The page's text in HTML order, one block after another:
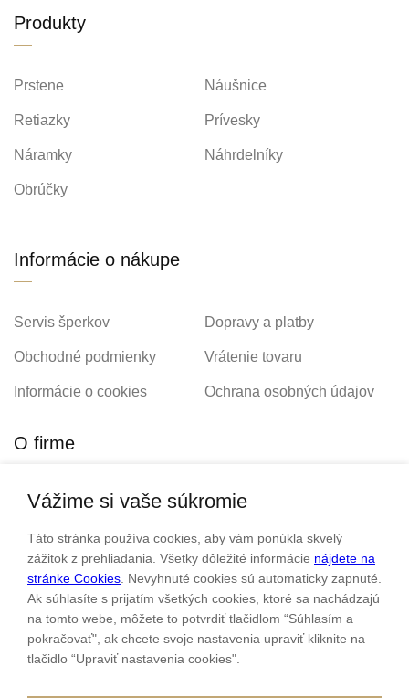
Produkty
Prstene Náušnice
Retiazky Prívesky
Náramky Náhrdelníky
Obrúčky
Informácie o nákupe
Servis šperkov Dopravy a platby
Obchodné podmienky Vrátenie tovaru
Informácie o cookies Ochrana osobných údajov
O firme
Personalizovaný šperk O nás
Kontakt
Sme rodinná firma a zameriavame sa na predaj hodiniek a
šperkov od roku 1994.
Pozrite sa na naše ďaľšie web stránky.
Vážime si vaše súkromie
Táto stránka používa cookies, aby vám ponúkla skvelý
zážitok z prehliadania. Všetky dôležité informácie nájdete na
stránke Cookies . Nevyhnuté cookies sú automaticky zapnuté.
Ak súhlasíte s prijatím všetkých cookies, ktoré sa nachádzajú
na tomto webe, môžete to potvrdiť tlačidlom “Súhlasím a
pokračovať", ak chcete svoje nastavenia upraviť kliknite na
tlačidlo “Upraviť nastavenia cookies".